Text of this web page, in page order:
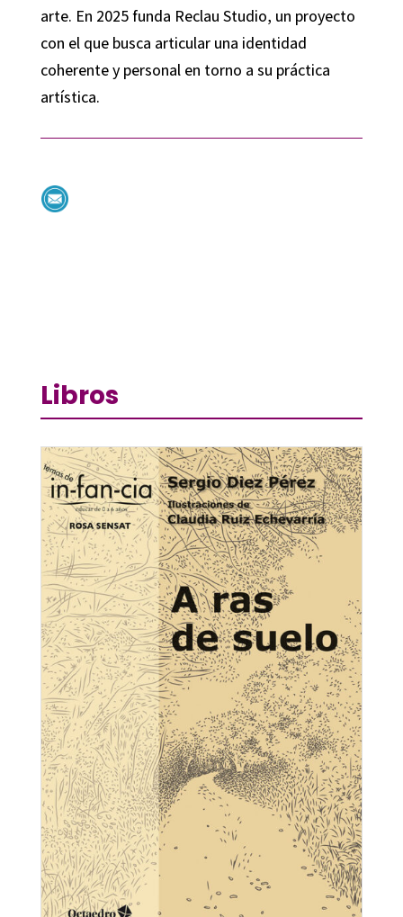
arte. En 2025 funda Reclau Studio, un proyecto
con el que busca articular una identidad
coherente y personal en torno a su práctica
artística.
Libros